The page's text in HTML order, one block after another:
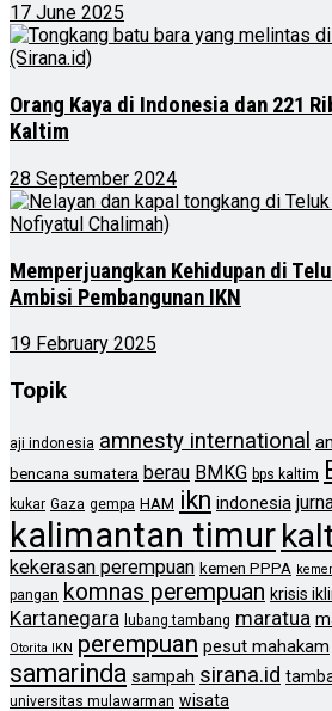
17 June 2025
Orang Kaya di Indonesia dan 221
Kaltim
28 September 2024
Memperjuangkan Kehidupan di
Ambisi Pembangunan IKN
19 February 2025
Topik
aji indonesia amnesty international
bencana sumatera berau BMKG bps kaltim
kukar Gaza gempa HAM ikn indonesia
kalimantan timur
kekerasan perempuan kemen PPPA
pangan komnas perempuan krisis
Kartanegara lubang tambang maratua
Otorita IKN perempuan pesut mahakam
samarinda sampah sirana.id
universitas mulawarman wisata